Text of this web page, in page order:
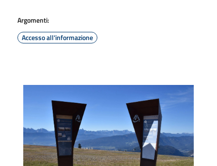
Argomenti:
Accesso all'informazione